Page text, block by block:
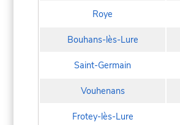
Roye
Bouhans-lès-Lure
Saint-Germain
Vouhenans
Frotey-lès-Lure